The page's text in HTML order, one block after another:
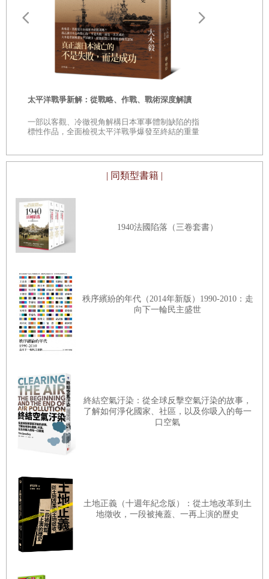
伊勢──整備大型土產店的先驅／經濟高度成長期的盛況與
後續的演變
赤福的現代化之路／超越赤福的生薑糖／近鐵電車與站內銷
與復興
淪為「待宰肥羊」的顧客／努力做到「收費透明化」
管制劣質商品與改良名產／鐵道院的名產評鑑
博覽會與創造名產／奈良的商品宣傳
大阪電氣軌道開業與打造橿原名產／日本旅行與JTB
「吸引外國旅客」與改良土產／全國點心大博覽會
大垣的柿羊羹／內國勸業博覽會中登場的競爭對手與努力改
良
第四章 帝國日本的擴張與名產的普及
誕生於近代後期的宮島工藝品／「飯杓是克敵利器」
隨著戰爭興起的商業入門書／「軍事都市」所誕生的「軍人
明治時代宮島土產的主角是手工藝品
創造的故事──紅葉饅頭與伊藤博文傳說
史料中的紅葉饅頭／媒體引領的風潮
香蕉與北海道／木雕熊成為名產之前
來寄送土產的宅配服務，或許可說就是源自清河八郎的土產
宅配。
不過，清河畢竟是出羽國清川村出身的富裕鄉士，在這趟旅
途中他還包下了一整艘船由四國搭往本州，連番的奢侈行徑
連諸侯也為之遜色。由此可見，當時要寄送體積龐大的土產
回鄉，或許不像現代這般容易。
鐵道的開通改變了前述狀況，其中最為劃時代的發展，便是
明治二十二年（一八八九）東海道線全線通車。這使得東京
到大阪、京都的交通時間大幅縮短，也大大改變了生鮮食品
的運送模式。
東海道線全線通車後，人們享有交通之便，早晨在大阪飲
酒，晚上就得以享用東京佳餚。因此，今年許多民眾將大阪
產的海鰻寄到東京當新年禮物，國內的運輸公司不斷湧進貨
物，配送員也極為忙碌。
儘管引文中的情況與本書列舉的土產不在同一個討論範圍，
其時的輸送系統其實也無法在當日完成運送，不過東京往返
京都與大阪所需的時間大幅縮短，確實可能為食品的贈送與
鐵道的開通也促使新名產誕生。舉例來說，明治三十年（一
八九七）京都二條到嵯峨之間的京都鐵道開通後，沿線的嵐
山、嵯峨野等自古便十分知名的景點，就開始販售「勝花糰
子」及「櫻餅」等名產。
遊客增加，各家業者競相販賣這種糰子，於是成為嵐山的名
產之一。櫻餅也是在京都鐵道通車的明治三十年前後由奧村
又兵衛開始販賣。兩者都是鐵道開通後新創的名產，但其型
態仍保有近世以來的傳統，以當場食用為前提。
中，將勝花糰子與櫻餅放在「美食」單元，看來是以當場食
太平洋戰爭新解：從戰略、作戰、戰術深度解讀
一部以客觀、冷徹視角解構日本軍事體制缺陷的指
標性作品，全面檢視太平洋戰爭爆發至終結的重量
| 同類型書籍 |
1940法國陷落（三卷套書）
秩序繽紛的年代（2014年新版）1990-2010：走
向下一輪民主盛世
終結空氣汙染：從全球反擊空氣汙染的故事，
了解如何淨化國家、社區，以及你吸入的每一
口空氣
土地正義（十週年紀念版）：從土地改革到土
地徵收，一段被掩蓋、一再上演的歷史